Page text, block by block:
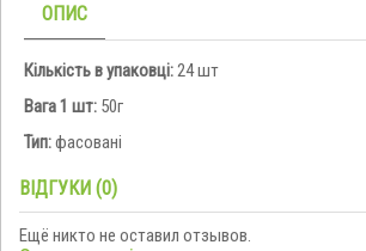
ОПИС
Кількість в упаковці: 24 шт
Вага 1 шт: 50г
Тип:фасовані
ВІДГУКИ (0)
Ещё никто не оставил отзывов.